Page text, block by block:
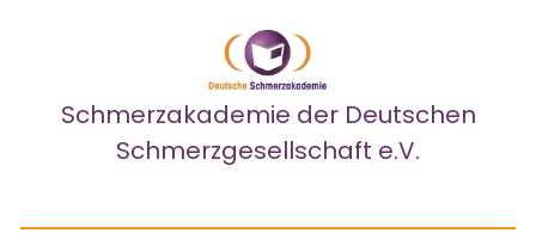
Schmerzakademie der Deutschen
Schmerzgesellschaft e.V.